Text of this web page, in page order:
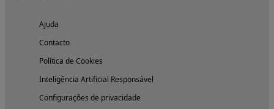
Ajuda
Contacto
Política de Cookies
Inteligência Artificial Responsável
Configurações de privacidade